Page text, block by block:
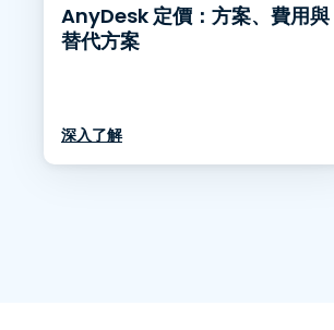
AnyDesk 定價：方案、費用與
替代方案
深入了解